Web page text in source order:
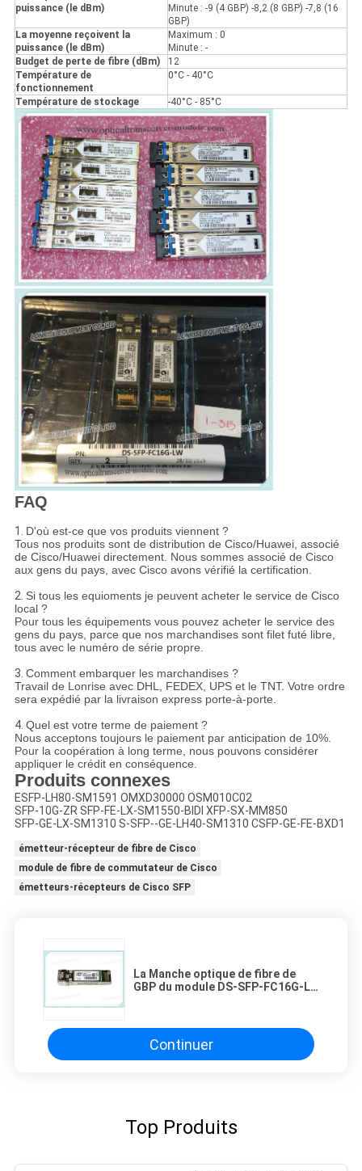
puissance (le dBm)
Minute : -9 (4 GBP) -8,2 (8 GBP) -7,8 (16
GBP)
La moyenne reçoivent la
puissance (le dBm)
Maximum : 0
Minute : -
Budget de perte de fibre (dBm)
12
Température de
fonctionnement
0°C - 40°C
Température de stockage -40°C - 85°C
FAQ
1. D'où est-ce que vos produits viennent ?
Tous nos produits sont de distribution de Cisco/Huawei, associé
de Cisco/Huawei directement. Nous sommes associé de Cisco
aux gens du pays, avec Cisco avons vérifié la certification.
2. Si tous les equioments je peuvent acheter le service de Cisco
local ?
Pour tous les équipements vous pouvez acheter le service des
gens du pays, parce que nos marchandises sont filet futé libre,
tous avec le numéro de série propre.
3. Comment embarquer les marchandises ?
Travail de Lonrise avec DHL, FEDEX, UPS et le TNT. Votre ordre
sera expédié par la livraison express porte-à-porte.
4. Quel est votre terme de paiement ?
Nous acceptons toujours le paiement par anticipation de 10%.
Pour la coopération à long terme, nous pouvons considérer
appliquer le crédit en conséquence.
Produits connexes
ESFP-LH80-SM1591 OMXD30000 OSM010C02
SFP-10G-ZR SFP-FE-LX-SM1550-BIDI XFP-SX-MM850
SFP-GE-LX-SM1310 S-SFP--GE-LH40-SM1310 CSFP-GE-FE-BXD1
émetteur-récepteur de fibre de Cisco
module de fibre de commutateur de Cisco
émetteurs-récepteurs de Cisco SFP
La Manche optique de fibre de
GBP du module DS-SFP-FC16G-LW
Continuer
Top Produits